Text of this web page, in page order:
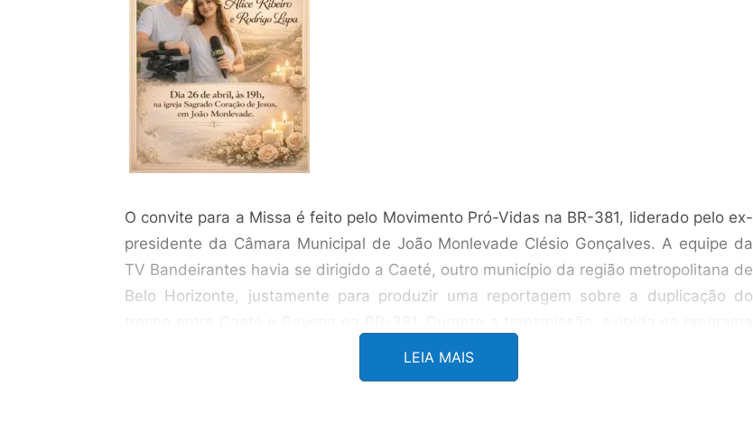
O convite para a Missa é feito pelo Movimento Pró-Vidas na BR-381, liderado pelo ex-
presidente da Câmara Municipal de João Monlevade Clésio Gonçalves. A equipe da
TV Bandeirantes havia se dirigido a Caeté, outro município da região metropolitana de
Belo Horizonte, justamente para produzir uma reportagem sobre a duplicação do
, Alice Ribeiro e Rodrigo Lapa fizeram uma entrevista ao vivo com Clésio
Gonçalves, que falou sobre as décadas de espera pela obra, a sua importância para a
LEIA MAIS